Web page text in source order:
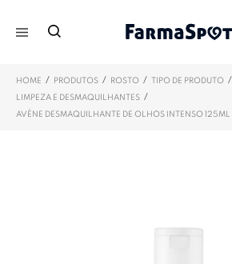
HOME / PRODUTOS / ROSTO / TIPO DE PRODUTO /
LIMPEZA E DESMAQUILHANTES /
AVÈNE DESMAQUILHANTE DE OLHOS INTENSO 125ML